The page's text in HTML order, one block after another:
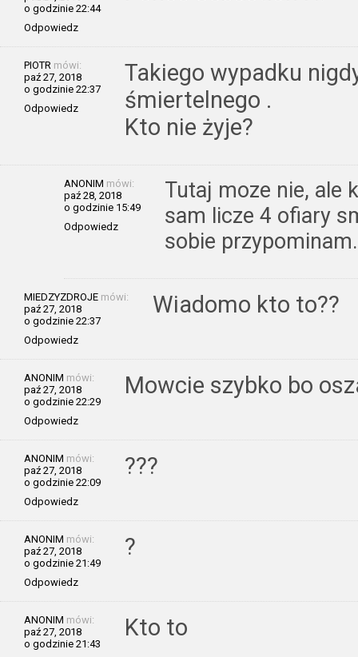
o godzinie 22:44
Odpowiedz
PIOTR mówi:
paź 27, 2018
o godzinie 22:37
Odpowiedz
Takiego wypadku
śmiertelnego .
Kto nie żyje?
ANONIM mówi:
paź 28, 2018
o godzinie 15:49
Odpowiedz
Tutaj moze nie, ale
sam licze 4 ofiary
sobie przypominam.
MIEDZYZDROJE mówi:
paź 27, 2018
o godzinie 22:37
Odpowiedz
Wiadomo kto to??
ANONIM mówi:
paź 27, 2018
o godzinie 22:29
Odpowiedz
Mowcie szybko bo
ANONIM mówi:
paź 27, 2018
o godzinie 22:09
Odpowiedz
???
ANONIM mówi:
paź 27, 2018
o godzinie 21:49
Odpowiedz
?
ANONIM mówi:
paź 27, 2018
o godzinie 21:43
Kto to